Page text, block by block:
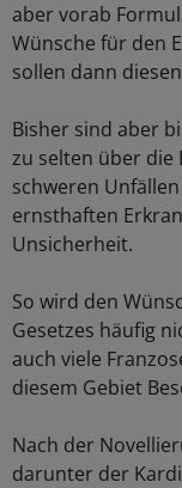
aber vorab
Wünsche für den
sollen dann
Bisher sind aber
zu selten über die
schweren
ernsthaften
Unsicherheit.
So wird den
Gesetzes häufig
auch viele
diesem Gebiet
Nach der
darunter der